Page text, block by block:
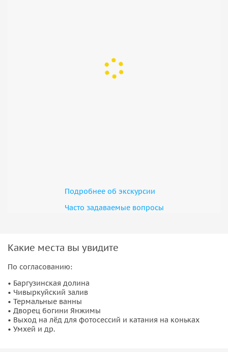
Подробнее об экскурсии
Часто задаваемые вопросы
Какие места вы увидите
По согласованию:
• Баргузинская долина
• Чивыркуйский залив
• Термальные ванны
• Дворец богини Янжимы
• Выход на лёд для фотосессий и катания на коньках
• Умхей и др.